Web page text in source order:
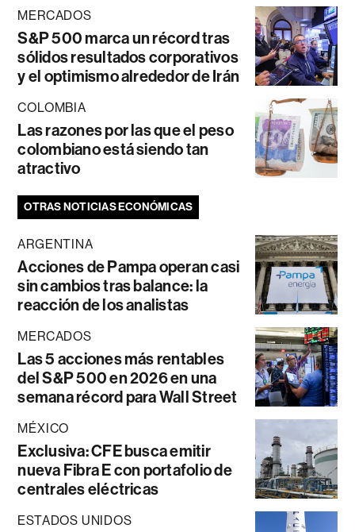
MERCADOS
S&P 500 marca un récord tras
sólidos resultados corporativos
y el optimismo alrededor de Irán
COLOMBIA
Las razones por las que el peso
colombiano está siendo tan
atractivo
OTRAS NOTICIAS ECONÓMICAS
ARGENTINA
Acciones de Pampa operan casi
sin cambios tras balance: la
reacción de los analistas
MERCADOS
Las 5 acciones más rentables
del S&P 500 en 2026 en una
semana récord para Wall Street
MÉXICO
Exclusiva: CFE busca emitir
nueva Fibra E con portafolio de
centrales eléctricas
ESTADOS UNIDOS